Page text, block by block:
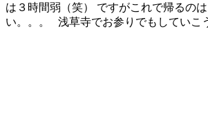
は３時間弱（笑） ですがこれで帰るの
い。。。 浅草寺でお参りでもしていこ